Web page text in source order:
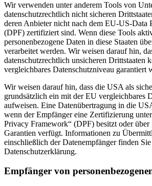
Wir verwenden unter anderem Tools von
datenschutzrechtlich nicht sicheren
deren Anbieter nicht nach dem EU-US-Data
(DPF) zertifiziert sind. Wenn diese Tools
personenbezogene Daten in diese Staaten
verarbeitet werden. Wir weisen darauf hin,
datenschutzrechtlich unsicheren Drittstaaten
vergleichbares Datenschutzniveau garantiert
Wir weisen darauf hin, dass die USA als
grundsätzlich ein mit der EU vergleichbares
aufweisen. Eine Datenübertragung in die
wenn der Empfänger eine Zertifizierung
Privacy Framework“ (DPF) besitzt oder über
Garantien verfügt. Informationen zu
einschließlich der Datenempfänger finden
Datenschutzerklärung.
Empfänger von